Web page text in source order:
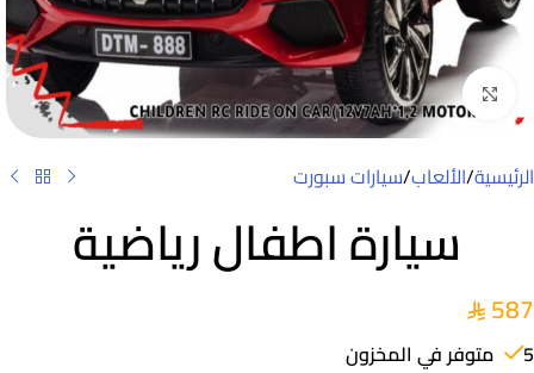
Click to enlarge
الرئيسية/الألعاب/سيارات سبورت
سيارة اطفال رياضية
587
5 متوفر في المخزون